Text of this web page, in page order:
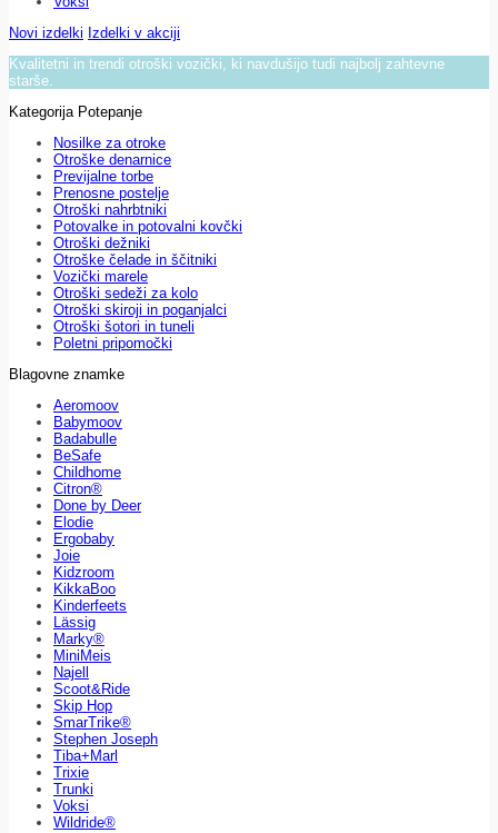
Novi izdelki Izdelki v akciji
Kvalitetni in trendi otroški vozički, ki navdušijo tudi najbolj zahtevne
starše.
Kategorija Potepanje
Nosilke za otroke
Otroške denarnice
Previjalne torbe
Prenosne postelje
Otroški nahrbtniki
Potovalke in potovalni kovčki
Otroški dežniki
Otroške čelade in ščitniki
Vozički marele
Otroški sedeži za kolo
Otroški skiroji in poganjalci
Otroški šotori in tuneli
Poletni pripomočki
Blagovne znamke
Aeromoov
Babymoov
Badabulle
BeSafe
Childhome
Citron®
Done by Deer
Elodie
Ergobaby
Joie
Kidzroom
KikkaBoo
Kinderfeets
Lässig
Marky®
MiniMeis
Najell
Scoot&Ride
Skip Hop
SmarTrike®
Stephen Joseph
Tiba+Marl
Trixie
Trunki
Voksi
Wildride®